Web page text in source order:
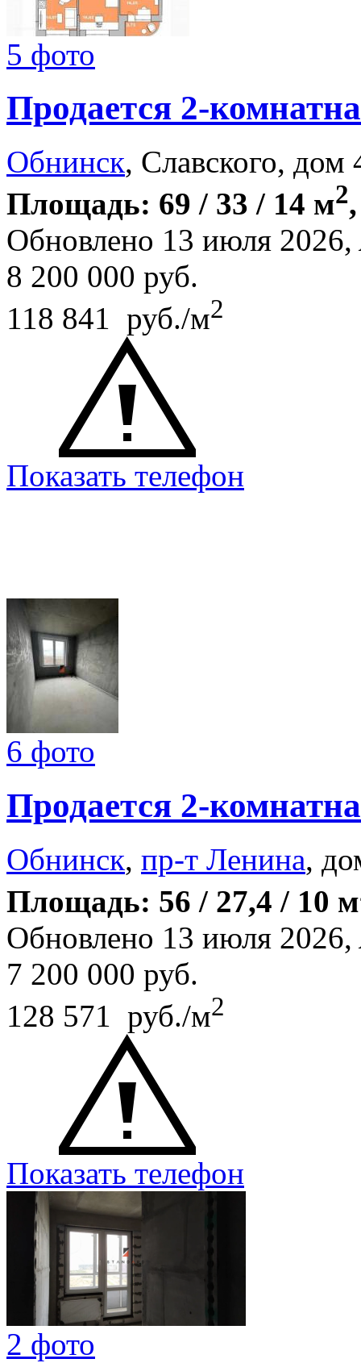
5 фото
Продается 2-
Обнинск, Славского, дом
Площадь: 69 / 33 / 14 м2
Обновлено 13 июля 2026,
8 200 000 руб.
118 841 руб./м2
Показать телефон
6 фото
Продается 2-
Обнинск, пр-т Ленина,
Площадь: 56 / 27,4 / 10 м
Обновлено 13 июля 2026,
7 200 000 руб.
128 571 руб./м2
Показать телефон
2 фото